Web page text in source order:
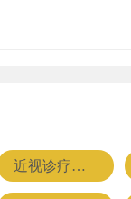
近视诊疗专科